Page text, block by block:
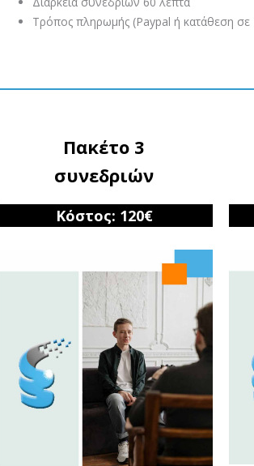
Τρόπος πληρωμής (Paypal ή κατάθεση σε
Πακέτο 3
συνεδριών
Κόστος: 120€